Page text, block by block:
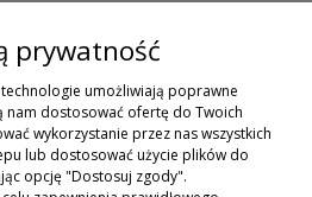
DO NEWSLETTERA
ZAPISZ SIĘ
ZAKUPY
prywatność
umożliwiają poprawne
nam dostosować ofertę do Twoich
wykorzystanie przez nas wszystkich
lub dostosować użycie plików do
opcję "Dostosuj zgody".